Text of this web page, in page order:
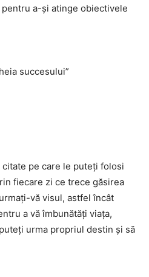
pentru a-și atinge obiectivele
succesului”
pe care le puteți folosi
fiecare zi ce trece găsirea
vă visul, astfel încât
a vă îmbunătăți viața,
urma propriul destin și să